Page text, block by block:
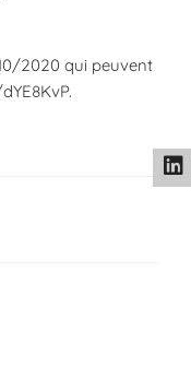
2020 qui peuvent